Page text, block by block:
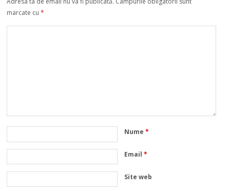
marcate cu*
Nume*
Email*
Site web